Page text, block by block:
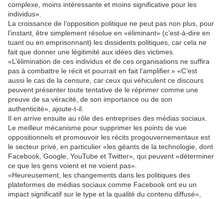
complexe, moins intéressante et moins significative pour les
individus».
La croissance de l’opposition politique ne peut pas non plus, pour
l’instant, être simplement résolue en «éliminant» (c’est-à-dire en
tuant ou en emprisonnant) les dissidents politiques, car cela ne
fait que donner une légitimité aux idées des victimes.
«L’élimination de ces individus et de ces organisations ne suffira
pas à combattre le récit et pourrait en fait l’amplifier.» «C’est
aussi le cas de la censure, car ceux qui véhiculent ce discours
peuvent présenter toute tentative de le réprimer comme une
preuve de sa véracité, de son importance ou de son
authenticité», ajoute-t-il.
Il en arrive ensuite au rôle des entreprises des médias sociaux.
Le meilleur mécanisme pour supprimer les points de vue
oppositionnels et promouvoir les récits progouvernementaux est
le secteur privé, en particulier «les géants de la technologie, dont
Facebook, Google, YouTube et Twitter», qui peuvent «déterminer
ce que les gens voient et ne voient pas».
«Heureusement, les changements dans les politiques des
plateformes de médias sociaux comme Facebook ont eu un
impact significatif sur le type et la qualité du contenu diffusé»,